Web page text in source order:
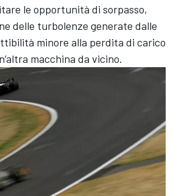
le opportunità di sorpasso,
delle turbolenze generate dalle
minore alla perdita di carico
macchina da vicino.